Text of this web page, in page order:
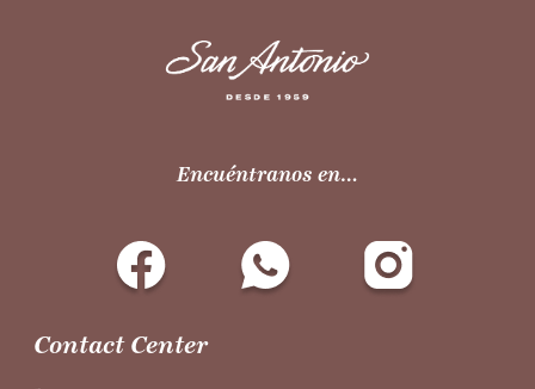
Encuéntranos en…
Contact Center